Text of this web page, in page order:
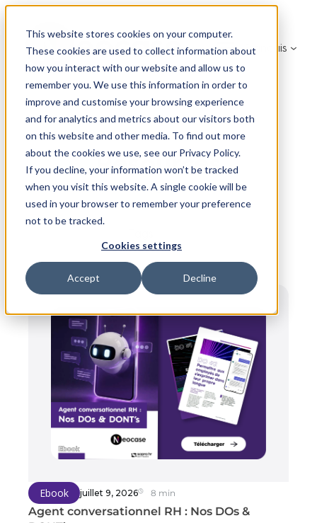
This website stores cookies on your computer.
These cookies are used to collect information about
how you interact with our website and allow us to
remember you. We use this information in order to
improve and customise your browsing experience
and for analytics and metrics about our visitors both
on this website and other media. To find out more
about the cookies we use, see our Privacy Policy.
If you decline, your information won’t be tracked
when you visit this website. A single cookie will be
used in your browser to remember your preference
not to be tracked.
Cookies settings
Accept Decline
Français
Resources
Categories
Ebook juillet 9, 2026 8 min
Agent conversationnel RH : Nos DOs &